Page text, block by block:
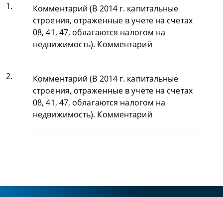
1.
Комментарий (В 2014 г. капитальные
строения, отраженные в учете на счетах
08, 41, 47, облагаются налогом на
недвижимость). Комментарий
2.
Комментарий (В 2014 г. капитальные
строения, отраженные в учете на счетах
08, 41, 47, облагаются налогом на
недвижимость). Комментарий